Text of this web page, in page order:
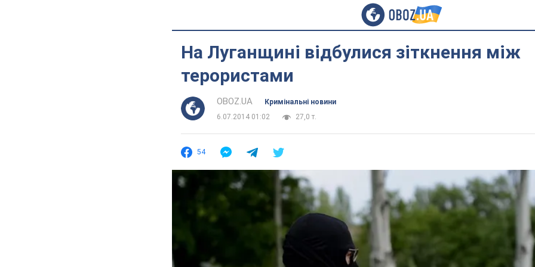
На Луганщині відбулися зіткнення між
терористами
OBOZ.UA
Кримінальні новини
6.07.2014 01:02
27,0 т.
54